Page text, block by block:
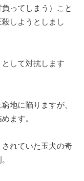
ってしまう）こと
しようとしまし
して対抗します
地に陥りますが、
ます。
れていた玉犬の奇